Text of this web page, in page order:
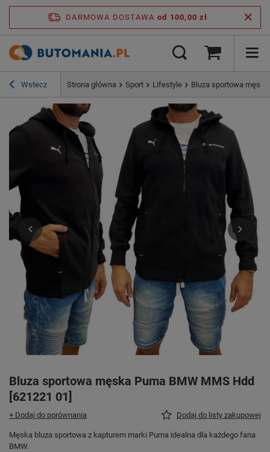
DARMOWA DOSTAWA od 100,00 zł
Wstecz Strona główna Sport Lifestyle Bluza sportowa
Bluza sportowa męska Puma BMW MMS Hdd
[621221 01]
+ Dodaj do porównania Dodaj do listy zakupowej
Męska bluza sportowa z kapturem marki Puma idealna dla każdego fana
BMW.